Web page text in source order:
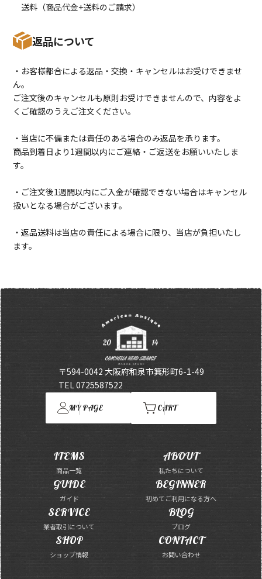
送料（商品代金+送料のご請求）
返品について
・お客様都合による返品・交換・キャンセルはお受けできませ
ん。
ご注文後のキャンセルも原則お受けできませんので、内容をよ
くご確認のうえご注文ください。
・当店に不備または責任のある場合のみ返品を承ります。
商品到着日より1週間以内にご連絡・ご返送をお願いいたしま
す。
・ご注文後1週間以内にご入金が確認できない場合はキャンセル
扱いとなる場合がございます。
・返品送料は当店の責任による場合に限り、当店が負担いたし
ます。
〒594-0042 大阪府和泉市箕形町6-1-49
TEL 0725587522
MY PAGE CART
ITEMS
商品一覧
ABOUT
私たちについて
GUIDE
ガイド
BEGINNER
初めてご利用になる方へ
SERVICE
業者取引について
BLOG
ブログ
SHOP
ショップ情報
CONTACT
お問い合わせ